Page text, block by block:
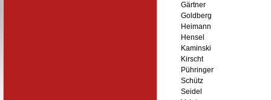
Gärtner
Goldberg
Heimann
Hensel
Kaminski
Kirscht
Pühringer
Schütz
Seidel